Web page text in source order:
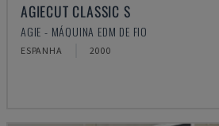
AGIECUT CLASSIC S
AGIE - MÁQUINA EDM DE FIO
ESPANHA 2000